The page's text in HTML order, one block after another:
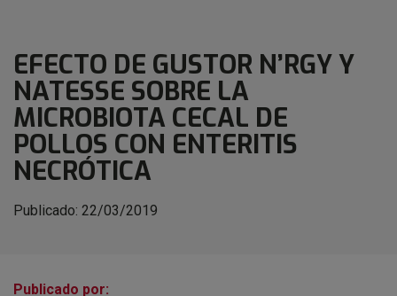
EFECTO DE GUSTOR N’RGY Y
NATESSE SOBRE LA
MICROBIOTA CECAL DE
POLLOS CON ENTERITIS
NECRÓTICA
Publicado: 22/03/2019
Publicado por: